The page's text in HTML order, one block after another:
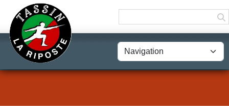
Panneau de gestion des cookies